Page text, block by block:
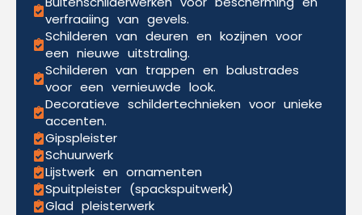
verfraaiing van gevels.
Schilderen van deuren en kozijnen voor
een nieuwe uitstraling.
Schilderen van trappen en balustrades
voor een vernieuwde look.
Decoratieve schildertechnieken voor unieke
accenten.
Gipspleister
Schuurwerk
Lijstwerk en ornamenten
Spuitpleister (spackspuitwerk)
Glad pleisterwerk